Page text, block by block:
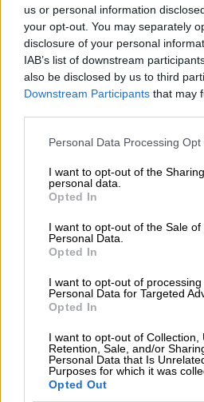
us or personal information
your opt-out. You may separately
disclosure of your personal
IAB’s list of downstream
also be disclosed by us to third
Downstream Participants that may
Please note that this website/app
not limited to your visit or usage
grant or deny consent to Google
use your data for below specified
consent section.
Personal Data Processing Opt
I want to opt-out of the
personal data.
Opted In
I want to opt-out of the Sale of
Personal Data.
Opted In
I want to opt-out of processing
Personal Data for Targeted
Opted In
I want to opt-out of Collection,
Retention, Sale, and/or
Personal Data that Is
Purposes for which it was
Opted Out
https://twitter.com/
07914663702499334
Το πασίγνωστο
χρόνια παύσης των
Domino?». Ένα πρότζεκτ
αναβλήθηκε λόγω της
Φιλ Κόλινς,ο οποίος
χρησιμοποιεί μπαστούνι
ότι «μετά βίας κρατάει»
Μάλιστα, έχει
προβλήματα υγείας τα
όπως μιας εξάρθρωσης
λαιμό του το 2007, που
βλάβη στα νεύρα των